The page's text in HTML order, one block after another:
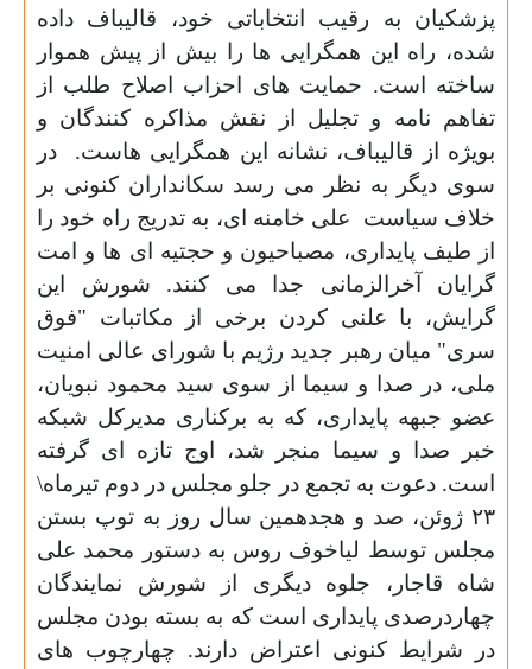
پزشکیان به رقیب انتخاباتی خود، قالیباف داده
شده، راه این همگرایی ها را بیش از پیش هموار
ساخته است. حمایت های احزاب اصلاح طلب از
تفاهم نامه و تجلیل از نقش مذاکره کنندگان و
بویژه از قالیباف، نشانه این همگرایی هاست. در
سوی دیگر به نظر می رسد سکانداران کنونی بر
خلاف سیاست علی خامنه ای، به تدریج راه خود را
از طیف پایداری، مصباحیون و حجتیه ای ها و امت
گرایان آخرالزمانی جدا می کنند. شورش این
گرایش، با علنی کردن برخی از مکاتبات "فوق
سری" میان رهبر جدید رژیم با شورای عالی امنیت
ملی، در صدا و سیما از سوی سید محمود نبویان،
عضو جبهه پایداری، که به برکناری مدیرکل شبکه
خبر صدا و سیما منجر شد، اوج تازه ای گرفته
است. دعوت به تجمع در جلو مجلس در دوم تیرماه\
۲۳ ژوئن، صد و هجدهمین سال روز به توپ بستن
مجلس توسط لیاخوف روس به دستور محمد علی
شاه قاجار، جلوه دیگری از شورش نمایندگان
چهاردرصدی پایداری است که به بسته بودن مجلس
در شرایط کنونی اعتراض دارند. چهارچوب های